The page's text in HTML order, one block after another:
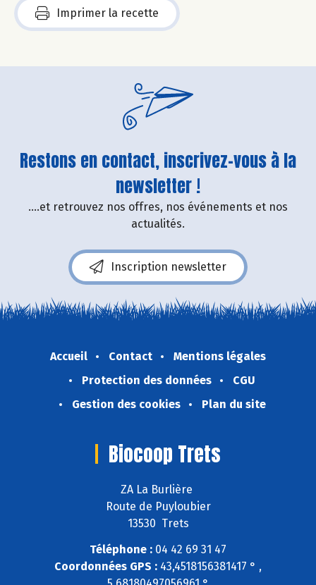
Imprimer la recette
Restons en contact, inscrivez-vous à la
newsletter !
....et retrouvez nos offres, nos événements et nos
actualités.
Inscription newsletter
Accueil Contact
Mentions légales
Protection des données
CGU
Gestion des cookies
Plan du site
Biocoop Trets
ZA La Burlière
Route de Puyloubier
13530 Trets
Téléphone : 04 42 69 31 47
Coordonnées GPS : 43,4518156381417 ° ,